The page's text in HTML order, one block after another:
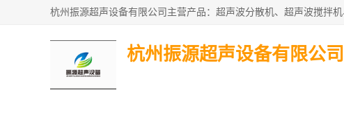
杭州振源超声设备有限公司